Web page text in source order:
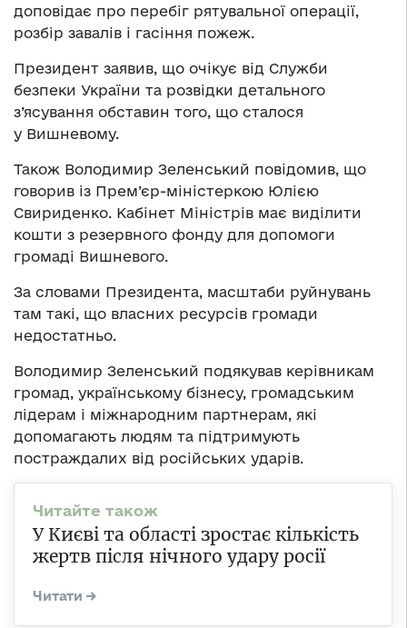
доповідає про перебіг рятувальної операції,
розбір завалів і гасіння пожеж.
Президент заявив, що очікує від Служби
безпеки України та розвідки детального
з’ясування обставин того, що сталося
у Вишневому.
Також Володимир Зеленський повідомив, що
говорив із Прем’єр-міністеркою Юлією
Свириденко. Кабінет Міністрів має виділити
кошти з резервного фонду для допомоги
громаді Вишневого.
За словами Президента, масштаби руйнувань
там такі, що власних ресурсів громади
недостатньо.
Володимир Зеленський подякував керівникам
громад, українському бізнесу, громадським
лідерам і міжнародним партнерам, які
допомагають людям та підтримують
постраждалих від російських ударів.
У Києві та області зростає кількість
жертв після нічного удару росії